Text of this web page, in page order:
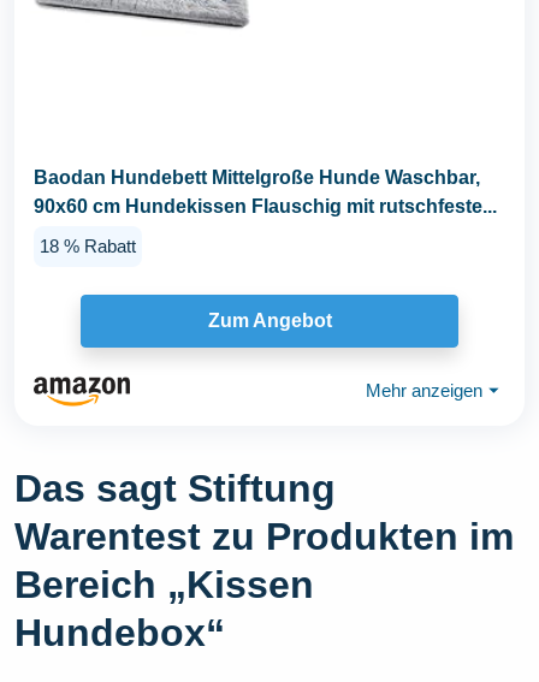
Baodan Hundebett Mittelgroße Hunde Waschbar,
90x60 cm Hundekissen Flauschig mit rutschfeste...
18 % Rabatt
Zum Angebot
Mehr anzeigen ⏷
Das sagt Stiftung
Warentest zu Produkten im
Bereich „Kissen
Hundebox“